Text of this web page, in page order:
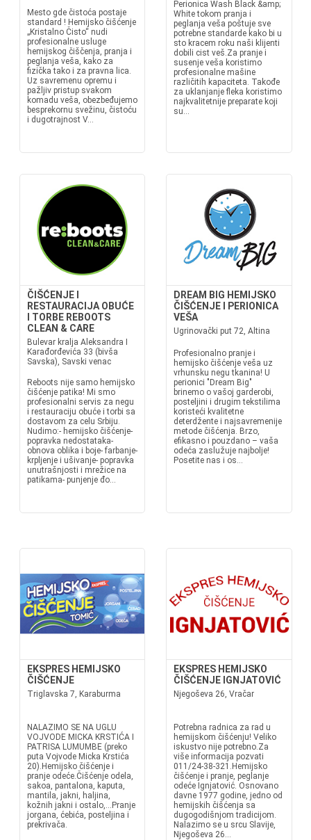
Mesto gde čistoća postaje
standard ! Hemijsko čišćenje
„Kristalno Čisto“ nudi
profesionalne usluge
hemijskog čiščenja, pranja i
peglanja veša, kako za
fizička tako i za pravna lica.
Uz savremenu opremu i
pažljiv pristup svakom
komadu veša, obezbeđujemo
besprekornu svežinu, čistoću
i dugotrajnost V...
Perionica Wash Black &amp;
White tokom pranja i
peglanja veša poštuje sve
potrebne standarde kako bi u
sto kracem roku naši klijenti
dobili cist veš.Za pranje i
susenje veša koristimo
profesionalne mašine
različitih kapaciteta. Takođe
za uklanjanje fleka koristimo
najkvalitetnije preparate koji
su...
ČIŠĆENJE I
RESTAURACIJA OBUĆE
I TORBE REBOOTS
CLEAN & CARE
Bulevar kralja Aleksandra I
Karađorđevića 33 (bivša
Savska), Savski venac
Reboots nije samo hemijsko
čišćenje patika! Mi smo
profesionalni servis za negu
i restauraciju obuće i torbi sa
dostavom za celu Srbiju.
Nudimo:- hemijsko čišćenje-
popravka nedostataka-
obnova oblika i boje- farbanje-
krpljenje i ušivanje- popravka
unutrašnjosti i mrežice na
patikama- punjenje đo...
DREAM BIG HEMIJSKO
ČIŠĆENJE I PERIONICA
VEŠA
Ugrinovački put 72, Altina
Profesionalno pranje i
hemijsko čišćenje veša uz
vrhunsku negu tkanina! U
perionici "Dream Big"
brinemo o vašoj garderobi,
posteljini i drugim tekstilima
koristeći kvalitetne
deterdžente i najsavremenije
metode čišćenja. Brzo,
efikasno i pouzdano – vaša
odeća zaslužuje najbolje!
Posetite nas i os...
EKSPRES HEMIJSKO
ČIŠĆENJE
Triglavska 7, Karaburma
NALAZIMO SE NA UGLU
VOJVODE MICKA KRSTIĆA I
PATRISA LUMUMBE (preko
puta Vojvode Micka Krstića
20).Hemijsko čišćenje i
pranje odeće.Čišćenje odela,
sakoa, pantalona, kaputa,
mantila, jakni, haljina,
kožnih jakni i ostalo,...Pranje
jorgana, ćebića, posteljina i
prekrivača.
EKSPRES HEMIJSKO
ČIŠĆENJE IGNJATOVIĆ
Njegoševa 26, Vračar
Potrebna radnica za rad u
hemijskom čišćenju! Veliko
iskustvo nije potrebno.Za
više informacija pozvati
011/24-38-321.Hemijsko
čišćenje i pranje, peglanje
odeće Ignjatović. Osnovano
davne 1977 godine, jedno od
hemijskih čišćenja sa
dugogodišnjom tradicijom.
Nalazimo se u srcu Slavije,
Njegoševa 26...